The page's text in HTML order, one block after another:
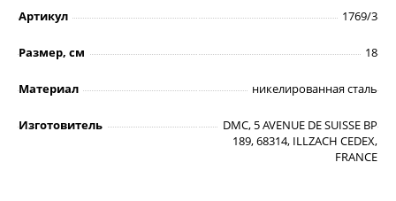
Артикул 1769/3
Размер, см 18
Материал никелированная сталь
Изготовитель
DMC, 5 AVENUE DE SUISSE BP
189, 68314, ILLZACH CEDEX,
FRANCE